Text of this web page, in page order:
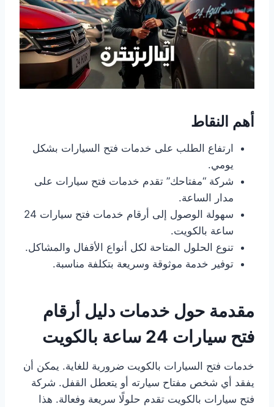
أهم النقاط
ارتفاع الطلب على خدمات فتح السيارات بشكل
يومي.
شركة “مفتاحك” تقدم خدمات فتح سيارات على
مدار الساعة.
سهولة الوصول إلى أرقام خدمات فتح سيارات 24
ساعة بالكويت.
تنوع الحلول المتاحة لكل أنواع الأقفال والمشاكل.
توفير خدمة موثوقة وسريعة بتكلفة مناسبة.
مقدمة حول خدمات دليل أرقام
فتح سيارات 24 ساعة بالكويت
خدمات فتح السيارات بالكويت ضرورية للغاية. يمكن أن
يفقد أي شخص مفتاح سيارته أو يتعطل القفل. شركة
فتح سيارات بالكويت تقدم حلولًا سريعة وفعالة. هذا